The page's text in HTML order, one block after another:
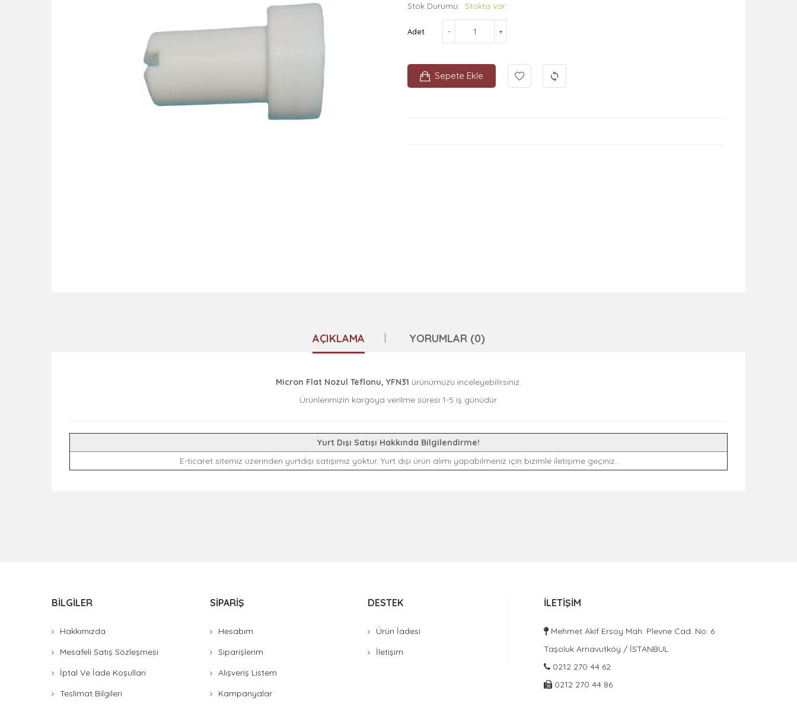
Stok Durumu: Stokta var
Adet
Sepete Ekle
AÇIKLAMA YORUMLAR (0)
Micron Flat Nozul Teflonu, YFN31 ürünümüzü inceleyebilirsiniz.
Ürünlerimizin kargoya verilme süresi 1-5 iş günüdür.
Yurt Dışı Satışı Hakkında Bilgilendirme!
E-ticaret sitemiz üzerinden yurtdışı satışımız yoktur. Yurt dışı ürün alımı yapabilmeniz için bizimle iletişime geçiniz...
BILGILER
Hakkımızda
Mesafeli Satış Sözleşmesi
İptal Ve İade Koşulları
Teslimat Bilgileri
SIPARIŞ
Hesabım
Siparişlerim
Alışveriş Listem
Kampanyalar
DESTEK
Ürün İadesi
İletişim
İLETIŞIM
Mehmet Akif Ersoy Mah. Plevne Cad. No: 6
Taşoluk Arnavutköy / İSTANBUL
0212 270 44 62
0212 270 44 86